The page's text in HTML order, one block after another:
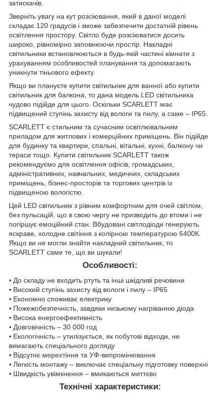
затискачів.
Зверніть увагу на кут розсіювання, який в даної моделі
складає 120 градусів і зможе забезпечити достатній рівень
освітлення простору. Світло буде розсіюватися досить
широко, рівномірно заповнюючи простір. Накладні
світильники встановлюються в будь-якій частині кімнати з
урахуванням особливостей планування та допомагають
уникнути тіньового ефекту.
Якщо ви плануєте купити світильник для ванної або купити
світильник для балкона, то дана модель LED світильника
чудово підійде для цього. Оскільки SCARLETT має
підвищений ступінь захисту від вологи та пилу, а саме – ІР65.
SCARLETT є стильним та сучасним освітлювальним
приладом для житлових і комерційних приміщень. Він підійде
для будинку та квартири, спальні, вітальні, кухні, балкону чи
тераси тощо. Купити світильник SCARLETT також
рекомендуємо для освітлення офісів, громадських,
адміністративних, навчальних, медичних, складських
приміщень, бізнес-просторів та торгових центрів із
підвищеною вологістю.
Цей LED світильник з рівним комфортним для очей світлом,
без пульсацій, що в свою чергу не призводить до втоми і не
погіршує емоційний стан. Вбудовані світлодіоди генерують
яскраве, холодне світіння з колірною температурою 6400К.
Якщо ви не могли знайти накладний світильник, то
SCARLETT саме те, що ви шукали!
Особливості:
⦁ До складу не входить ртуть та інші шкідливі речовини
⦁ Високий ступінь захисту від вологи і пилу – ІР65
⦁ Економно споживає електрику
⦁ Пожежобезпечність, завдяки низькому нагріванню діода
⦁ Висока енергоефективність
⦁ Довговічність – 30 000 год
⦁ Екологічність – утилізується, як побутові відходи, не
вимагають спеціального догляду
⦁ Відсутнє мерехтіння та УФ-випромінювання
⦁ Легкість монтажу – виключає спеціальну підготовку поверхні
⦁ Швидкість увімкнення – вмикаються миттєво
Технічні характеристики: